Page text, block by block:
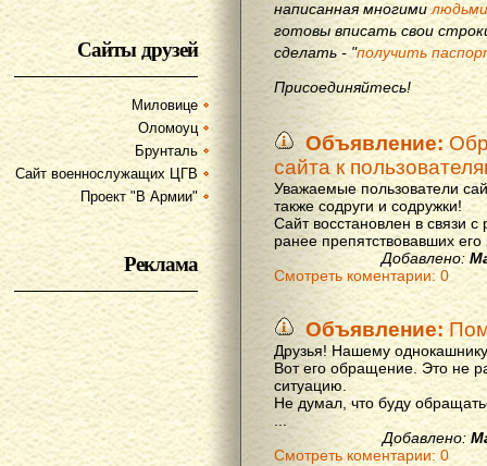
Сайты друзей
Миловице
Оломоуц
Брунталь
Сайт военнослужащих ЦГВ
Проект "В Армии"
Реклама
написанная многимилюдьми
готовы вписать свои
сделать - "получить
Присоединяйтесь!
Объявление:
сайта к
Уважаемые пользователи
также содруги и содружки!
Сайт восстановлен в связи
ранее препятствовавших
Добавлено:
Смотреть коментарии: 0
Объявление:
Друзья! Нашему
Вот его обращение. Это не
ситуацию.
Не думал, что буду
Добавлено:
Смотреть коментарии: 0